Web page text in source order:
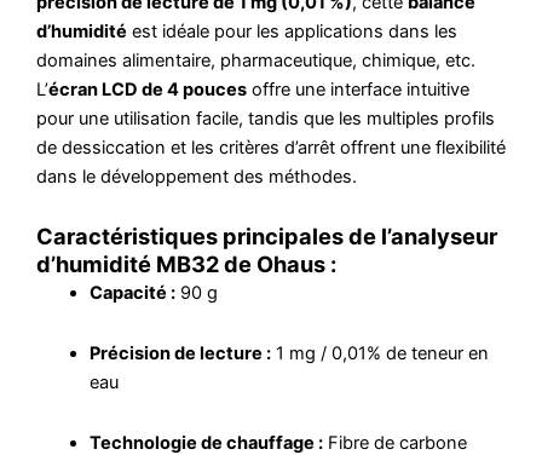
d’humidité est idéale pour les applications dans les
domaines alimentaire, pharmaceutique, chimique, etc.
L’écran LCD de 4 pouces offre une interface intuitive
pour une utilisation facile, tandis que les multiples profils
de dessiccation et les critères d’arrêt offrent une flexibilité
dans le développement des méthodes.
Caractéristiques principales de l’analyseur
d’humidité MB32 de Ohaus :
Capacité :90 g
Précision de lecture :1 mg / 0,01% de teneur en
eau
Technologie de chauffage :Fibre de carbone